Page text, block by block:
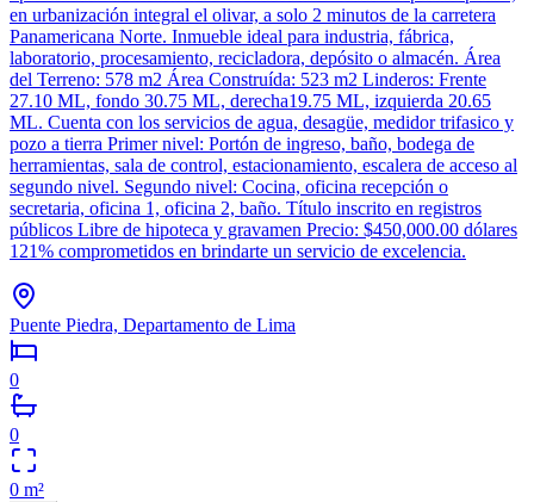
en urbanización integral el olivar, a solo 2 minutos de la carretera
Panamericana Norte. Inmueble ideal para industria, fábrica,
laboratorio, procesamiento, recicladora, depósito o almacén. Área
del Terreno: 578 m2 Área Construída: 523 m2 Linderos: Frente
27.10 ML, fondo 30.75 ML, derecha19.75 ML, izquierda 20.65
ML. Cuenta con los servicios de agua, desagüe, medidor trifasico y
pozo a tierra Primer nivel: Portón de ingreso, baño, bodega de
herramientas, sala de control, estacionamiento, escalera de acceso al
segundo nivel. Segundo nivel: Cocina, oficina recepción o
secretaria, oficina 1, oficina 2, baño. Título inscrito en registros
públicos Libre de hipoteca y gravamen Precio: $450,000.00 dólares
121% comprometidos en brindarte un servicio de excelencia.
Puente Piedra, Departamento de Lima
0
0
0 m²